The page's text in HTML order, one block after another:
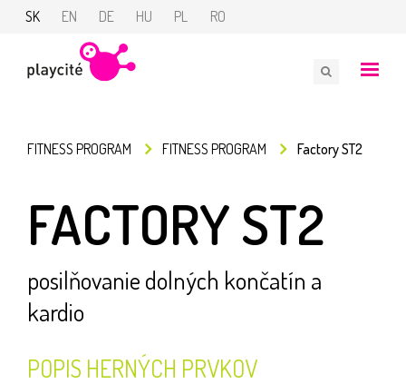
SK EN DE HU PL RO
FITNESS PROGRAM FITNESS PROGRAM Factory ST2
FACTORY ST2
posilňovanie dolných končatín a
kardio
POPIS HERNÝCH PRVKOV